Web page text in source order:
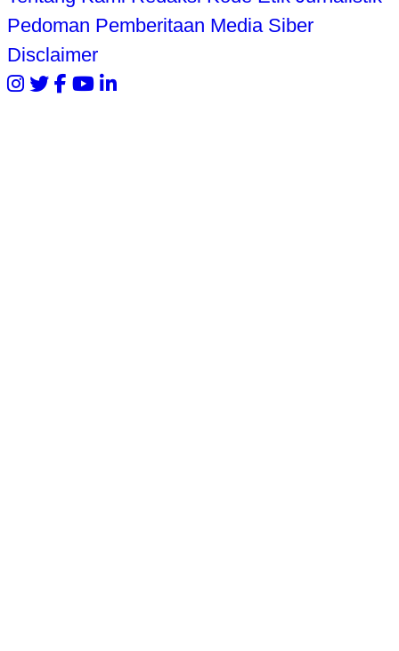
Pedoman Pemberitaan Media Siber
Disclaimer